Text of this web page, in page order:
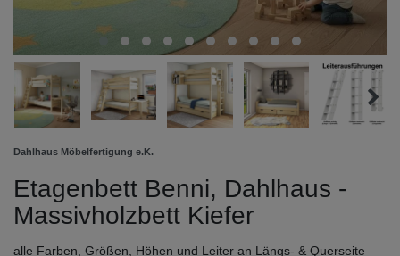
Dahlhaus Möbelfertigung e.K.
Etagenbett Benni, Dahlhaus -
Massivholzbett Kiefer
alle Farben, Größen, Höhen und Leiter an Längs- & Querseite